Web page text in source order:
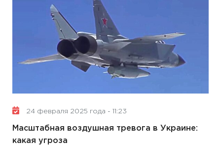
24 февраля 2025 года - 11:23
Масштабная воздушная тревога в Украине:
какая угроза